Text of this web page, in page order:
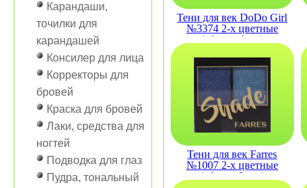
Карандаши,
точилки для
карандашей
Консилер для лица
Корректоры для
бровей
Краска для бровей
Лаки, средства для
ногтей
Подводка для глаз
Пудра, тональный
Тени для век DoDo Girl
№3374 2-х цветные
(сборка 4шт )
Тени для век Farres
№1007 2-х цветные
(сборка 6 шт.)